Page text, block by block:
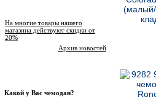
На многие товары нашего
магазина действуют скидки от
20%
Архив новостей
Какой у Вас чемодан?